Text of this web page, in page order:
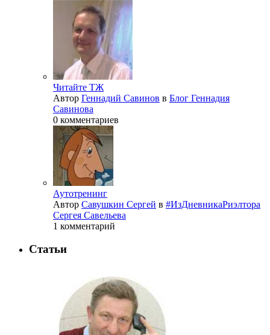
Читайте ТЖ
Автор Геннадий Савинов в Блог Геннадия
Савинова
0 комментариев
Аутотренинг
Автор Савушкин Сергей в #ИзДневникаРиэлтора
Сергея Савельева
1 комментарий
Статьи